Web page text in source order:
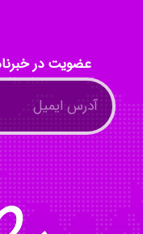
عضویت در